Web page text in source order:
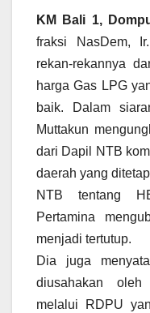
KM Bali 1,
fraksi NasDem,
rekan-rekannya
harga Gas LPG
baik. Dalam
Muttakun
dari Dapil NTB
daerah yang
NTB tentang
Pertamina
menjadi tertutup.
Dia juga
diusahakan
melalui RDPU